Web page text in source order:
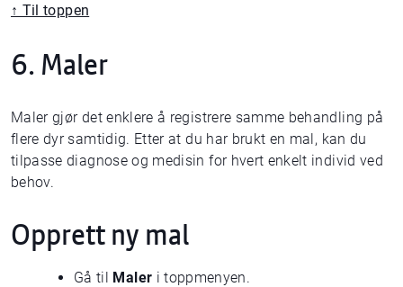
↑ Til toppen
6. Maler
Maler gjør det enklere å registrere samme behandling på
flere dyr samtidig. Etter at du har brukt en mal, kan du
tilpasse diagnose og medisin for hvert enkelt individ ved
behov.
Opprett ny mal
Gå til Maler i toppmenyen.